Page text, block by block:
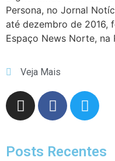
Persona, no Jornal
até dezembro de 2016,
Espaço News Norte, na
Veja Mais
Posts Recentes